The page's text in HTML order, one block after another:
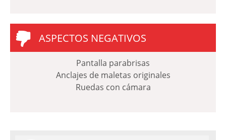
ASPECTOS NEGATIVOS
Pantalla parabrisas
Anclajes de maletas originales
Ruedas con cámara